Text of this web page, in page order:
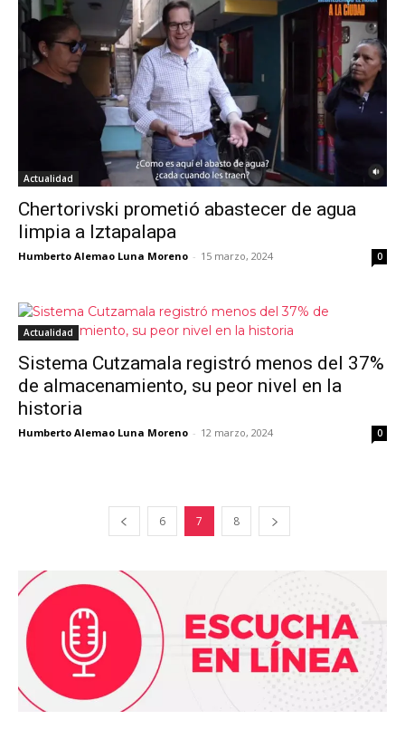
Actualidad
Chertorivski prometió abastecer de agua
limpia a Iztapalapa
Humberto Alemao Luna Moreno - 15 marzo, 2024 0
Actualidad
Sistema Cutzamala registró menos del 37%
de almacenamiento, su peor nivel en la
historia
Humberto Alemao Luna Moreno - 12 marzo, 2024 0
6 7 8